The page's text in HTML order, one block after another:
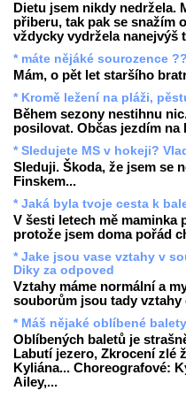
Dietu jsem nikdy nedržela.
přiberu, tak pak se snažím
vždycky vydržela nanejvýš
* máte nějáké sourozence ??
Mám, o pět let staršího
* Kromě ležení na pláži,
Během sezony nestihnu
posilovat. Občas jezdím na
* Sledujete MS v hokeji?
Sleduji. Škoda, že jsem se
Finskem...
* Jaká byla tvoje cesta k
V šesti letech mě maminka
protože jsem doma pořád
* Jake jsou vase vztahy v
Diky za odpoved
Vztahy máme normální a
souborům jsou tady vztahy
* Máš nějaké oblíbené
Oblíbených baletů je
Labutí jezero, Zkrocení zlé
Kyliána... Choreografové:
Ailey,...